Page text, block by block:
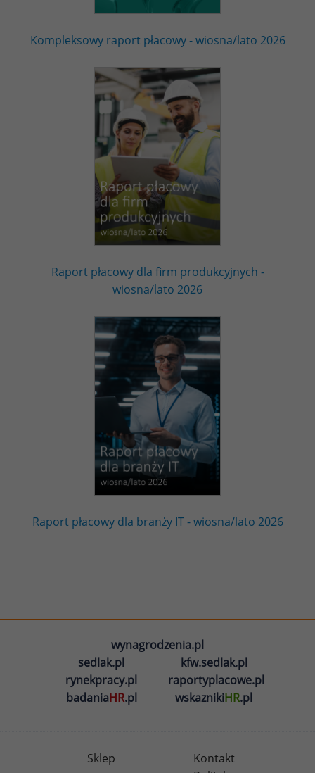
Kompleksowy raport płacowy - wiosna/lato 2026
Raport płacowy dla firm produkcyjnych -
wiosna/lato 2026
Raport płacowy dla branży IT - wiosna/lato 2026
wynagrodzenia.pl
sedlak.pl
kfw.sedlak.pl
rynekpracy.pl
raportyplacowe.pl
badaniaHR.pl wskaznikiHR.pl
Sklep
Kontakt